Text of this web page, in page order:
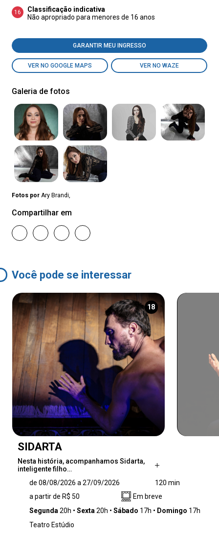
16
Classificação indicativa
Não apropriado para menores de 16 anos
GARANTIR MEU INGRESSO
VER NO GOOGLE MAPS VER NO WAZE
Galeria de fotos
Fotos por Ary Brandi,
Compartilhar em
Você pode se interessar
18
SIDARTA
Nesta história, acompanhamos Sidarta,
inteligente filho…
inteligente filho de Brâmane, a deixar a casa
dos pais. Seguido por seu melhor amigo,
Govinda, ambos aderem aos samanas,
através da mortificação do corpo. Em seguida,
de 08/08/2026 a 27/09/2026
120 min
a partir de R$ 50
Em breve
Segunda 20h Sexta 20h Sábado 17h Domingo 17h
Teatro Estúdio